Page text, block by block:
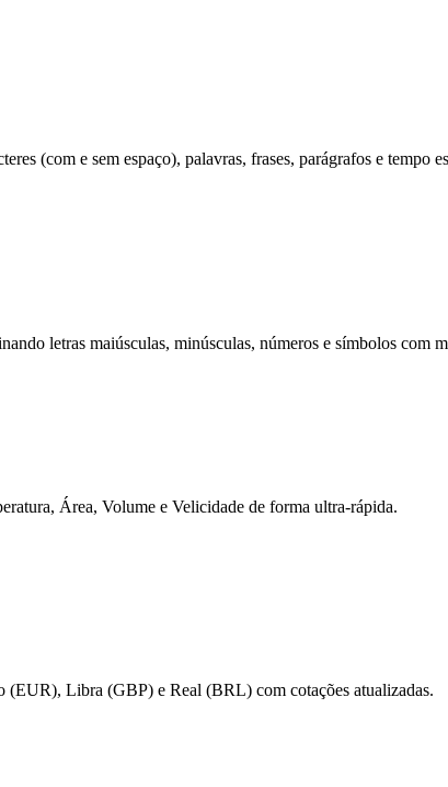
(com e sem espaço), palavras, frases, parágrafos e tempo
letras maiúsculas, minúsculas, números e símbolos com
Área, Volume e Velicidade de forma ultra-rápida.
Libra (GBP) e Real (BRL) com cotações atualizadas.